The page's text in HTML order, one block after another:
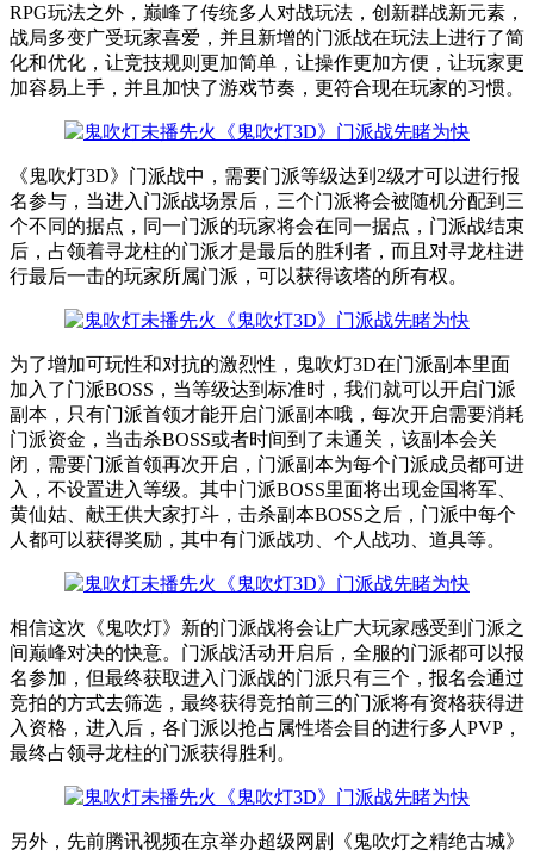
RPG玩法之外，巅峰了传统多人对战玩法，创新群战新元素，
战局多变广受玩家喜爱，并且新增的门派战在玩法上进行了简
化和优化，让竞技规则更加简单，让操作更加方便，让玩家更
加容易上手，并且加快了游戏节奏，更符合现在玩家的习惯。
《鬼吹灯3D》门派战中，需要门派等级达到2级才可以进行报
名参与，当进入门派战场景后，三个门派将会被随机分配到三
个不同的据点，同一门派的玩家将会在同一据点，门派战结束
后，占领着寻龙柱的门派才是最后的胜利者，而且对寻龙柱进
行最后一击的玩家所属门派，可以获得该塔的所有权。
为了增加可玩性和对抗的激烈性，鬼吹灯3D在门派副本里面
加入了门派BOSS，当等级达到标准时，我们就可以开启门派
副本，只有门派首领才能开启门派副本哦，每次开启需要消耗
门派资金，当击杀BOSS或者时间到了未通关，该副本会关
闭，需要门派首领再次开启，门派副本为每个门派成员都可进
入，不设置进入等级。其中门派BOSS里面将出现金国将军、
黄仙姑、献王供大家打斗，击杀副本BOSS之后，门派中每个
人都可以获得奖励，其中有门派战功、个人战功、道具等。
相信这次《鬼吹灯》新的门派战将会让广大玩家感受到门派之
间巅峰对决的快意。门派战活动开启后，全服的门派都可以报
名参加，但最终获取进入门派战的门派只有三个，报名会通过
竞拍的方式去筛选，最终获得竞拍前三的门派将有资格获得进
入资格，进入后，各门派以抢占属性塔会目的进行多人PVP，
最终占领寻龙柱的门派获得胜利。
另外，先前腾讯视频在京举办超级网剧《鬼吹灯之精绝古城》